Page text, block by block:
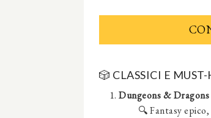
🎲 CLASSICI E
Dungeons &
🔍 Fantasy